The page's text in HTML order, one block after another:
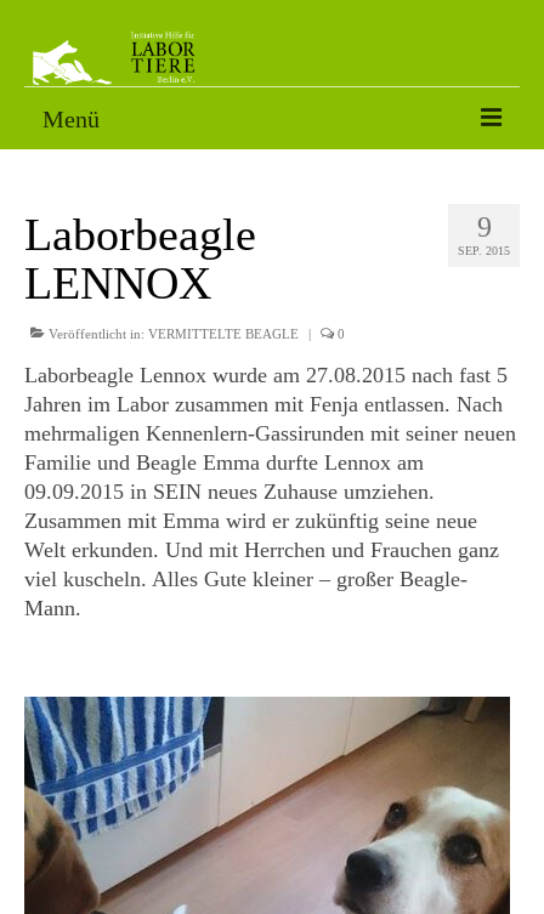
Menü
SORGENFÄLLE
PATENSCHAFT
AKTUELLES
FOTOS
NACH DEM LABOR
ÜBER UNS
HELFEN
KONTAKT
9
SEP. 2015
Laborbeagle
LENNOX
Veröffentlicht in: VERMITTELTE BEAGLE | 0
Laborbeagle Lennox wurde am 27.08.2015 nach fast 5
Jahren im Labor zusammen mit Fenja entlassen. Nach
mehrmaligen Kennenlern-Gassirunden mit seiner neuen
Familie und Beagle Emma durfte Lennox am
09.09.2015 in SEIN neues Zuhause umziehen.
Zusammen mit Emma wird er zukünftig seine neue
Welt erkunden. Und mit Herrchen und Frauchen ganz
viel kuscheln. Alles Gute kleiner – großer Beagle-
Mann.